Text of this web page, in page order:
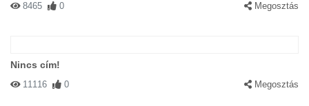
8465 0 Megosztás
Nincs cím!
11116 0 Megosztás